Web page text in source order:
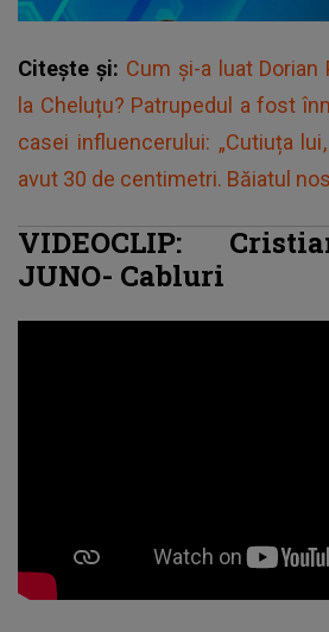
Citește și: Cum și-a luat
la Cheluțu? Patrupedul a fost
casei influencerului: „Cutiuța
avut 30 de centimetri. Băiatul
VIDEOCLIP:
JUNO- Cabluri